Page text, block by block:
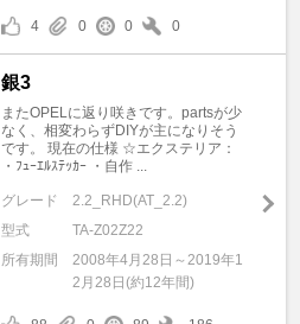
4 0 0 0
銀3
またOPELに返り咲きです。partsが少
なく、相変わらずDIYが主になりそう
です。 現在の仕様 ☆エクステリア：
・ﾌｭｰｴﾙｽﾃｯｶｰ ・自作 ...
グレード
2.2_RHD(AT_2.2)
型式
TA-Z02Z22
所有期間
2008年4月28日～2019年1
2月28日(約12年間)